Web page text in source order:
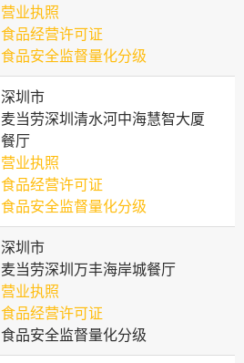
营业执照
食品经营许可证
食品安全监督量化分级
深圳市
麦当劳深圳清水河中海慧智大厦
餐厅
营业执照
食品经营许可证
食品安全监督量化分级
深圳市
麦当劳深圳万丰海岸城餐厅
营业执照
食品经营许可证
食品安全监督量化分级